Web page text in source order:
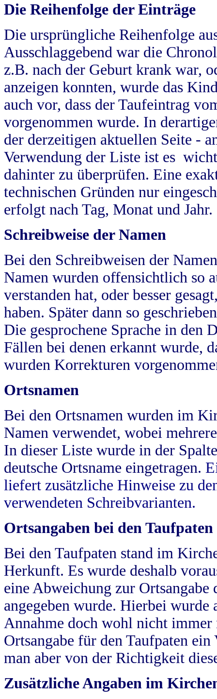
Die Reihenfolge der Einträge
Die ursprüngliche Reihenfolge
Ausschlaggebend war die
z.B. nach der Geburt krank war,
anzeigen konnten, wurde das
auch vor, dass der Taufeintrag
vorgenommen wurde. In
der derzeitigen aktuellen Seite -
Verwendung der Liste ist es
dahinter zu überprüfen. Eine
technischen Gründen nur
erfolgt nach Tag, Monat und Jahr.
Schreibweise der Namen
Bei den Schreibweisen der
Namen wurden offensichtlich so
verstanden hat, oder besser
haben. Später dann so
Die gesprochene Sprache in
Fällen bei denen erkannt wurde,
wurden Korrekturen
Ortsnamen
Bei den Ortsnamen wurden im
Namen verwendet, wobei
In dieser Liste wurde in der
deutsche Ortsname eingetragen.
liefert zusätzliche Hinweise zu
verwendeten Schreibvarianten.
Ortsangaben bei den Taufpaten
Bei den Taufpaten stand im
Herkunft. Es wurde deshalb
eine Abweichung zur
angegeben wurde. Hierbei wurde
Annahme doch wohl nicht
Ortsangabe für den Taufpaten
man aber von der Richtigkeit
Zusätzliche Angaben im